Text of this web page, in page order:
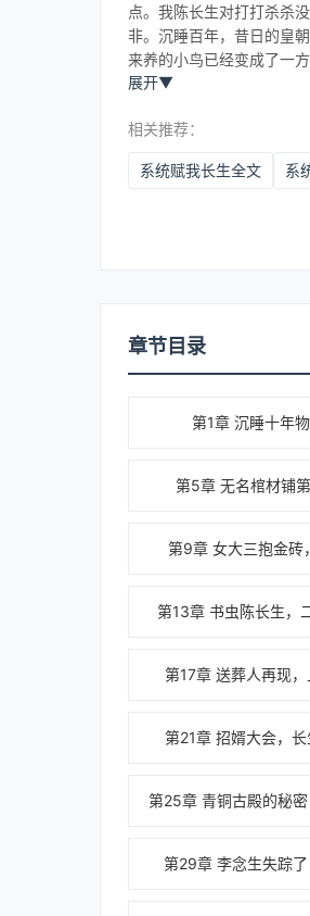
点。我陈长生对打打杀杀
非。沉睡百年，昔日的皇
来养的小鸟已经变成了一
展开▼
相关推荐：
系统赋我长生全文
章节目录
第1章 沉睡十年
第5章 无名棺材铺
第9章 女大三抱金砖
第13章 书虫陈长生，
第17章 送葬人再现
第21章 招婿大会，
第25章 青铜古殿的秘
第29章 李念生失踪